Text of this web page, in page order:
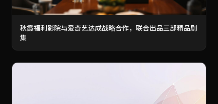
秋霞福利影院与爱奇艺达成战略合作，联合出品三部精品剧
集